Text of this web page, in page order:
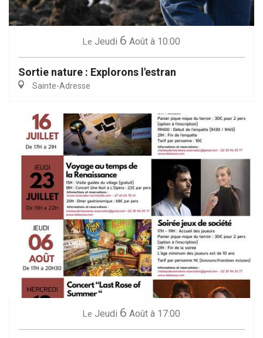
Le Jeudi 6 Août à 10:00
Sortie nature : Explorons l'estran
Sainte-Adresse
Le Jeudi 6 Août à 17:00